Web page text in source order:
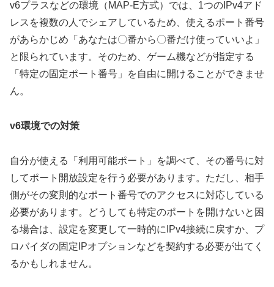
v6プラスなどの環境（MAP-E方式）では、1つのIPv4アド
レスを複数の人でシェアしているため、使えるポート番号
があらかじめ「あなたは〇番から〇番だけ使っていいよ」
と限られています。そのため、ゲーム機などが指定する
「特定の固定ポート番号」を自由に開けることができませ
ん。
v6環境での対策
自分が使える「利用可能ポート」を調べて、その番号に対
してポート開放設定を行う必要があります。ただし、相手
側がその変則的なポート番号でのアクセスに対応している
必要があります。どうしても特定のポートを開けないと困
る場合は、設定を変更して一時的にIPv4接続に戻すか、プ
ロバイダの固定IPオプションなどを契約する必要が出てく
るかもしれません。